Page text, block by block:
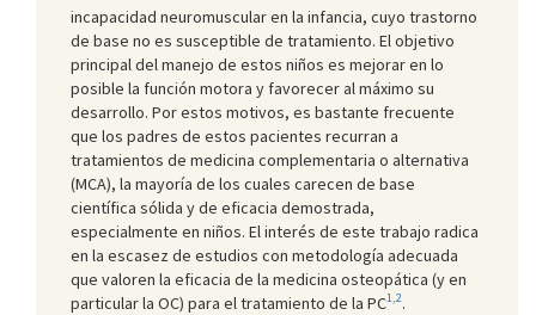
incapacidad neuromuscular en la infancia, cuyo trastorno
de base no es susceptible de tratamiento. El objetivo
principal del manejo de estos niños es mejorar en lo
posible la función motora y favorecer al máximo su
desarrollo. Por estos motivos, es bastante frecuente
que los padres de estos pacientes recurran a
tratamientos de medicina complementaria o alternativa
(MCA), la mayoría de los cuales carecen de base
científica sólida y de eficacia demostrada,
especialmente en niños. El interés de este trabajo radica
en la escasez de estudios con metodología adecuada
que valoren la eficacia de la medicina osteopática (y en
particular la OC) para el tratamiento de la PC1,2.